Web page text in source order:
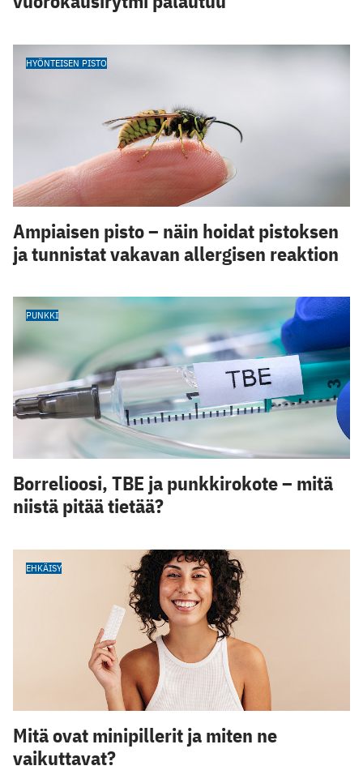
HYÖNTEISEN PISTO
Ampiaisen pisto – näin hoidat pistoksen
ja tunnistat vakavan allergisen reaktion
PUNKKI
Borrelioosi, TBE ja punkkirokote – mitä
niistä pitää tietää?
EHKÄISY
Mitä ovat minipillerit ja miten ne
vaikuttavat?